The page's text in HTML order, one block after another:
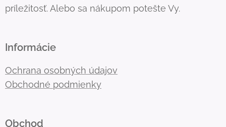
príležitosť. Alebo sa nákupom potešte Vy.
Informácie
Ochrana osobných údajov
Obchodné podmienky
Obchod